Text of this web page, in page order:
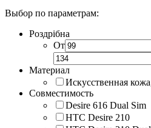
Выбор по параметрам:
Роздрібна
От
Материал
Искусственная
Совместимость
Desire 616 Dual Sim
HTC Desire 210